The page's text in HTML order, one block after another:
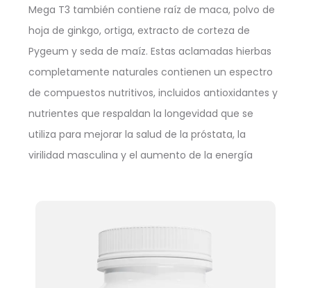
Mega T3 también contiene raíz de maca, polvo de
hoja de ginkgo, ortiga, extracto de corteza de
Pygeum y seda de maíz. Estas aclamadas hierbas
completamente naturales contienen un espectro
de compuestos nutritivos, incluidos antioxidantes y
nutrientes que respaldan la longevidad que se
utiliza para mejorar la salud de la próstata, la
virilidad masculina y el aumento de la energía